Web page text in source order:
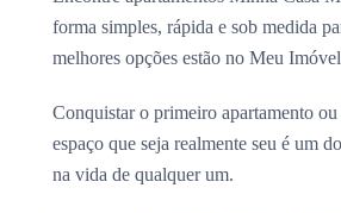
forma simples, rápida e sob medida
melhores opções estão no Meu
Conquistar o primeiro apartamento
espaço que seja realmente seu é um
na vida de qualquer um.